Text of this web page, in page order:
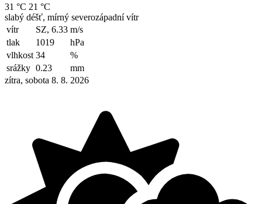
31 °C 21 °C
slabý déšť, mírný severozápadní vítr
vítr
SZ, 6.33 m/s
tlak
1019
hPa
vlhkost 34
%
srážky 0.23
mm
zítra, sobota 8. 8. 2026